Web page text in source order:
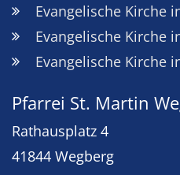
Evangelische Kirche
Evangelische Kirche
Evangelische Kirche
Pfarrei St. Martin
Rathausplatz 4
41844 Wegberg